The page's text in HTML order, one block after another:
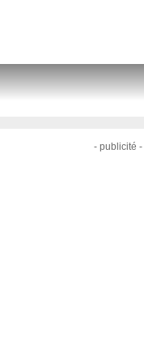
- publicité -